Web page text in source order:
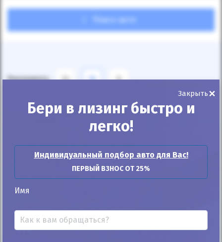
Поиск авто
Показывать 24 12 6
По умолчанию
Автомобиль продан
Закрыть×
Бери в лизинг быстро и
легко!
Индивидуальный подбор авто для Вас!
ПЕРВЫЙ ВЗНОС ОТ 25%
Имя